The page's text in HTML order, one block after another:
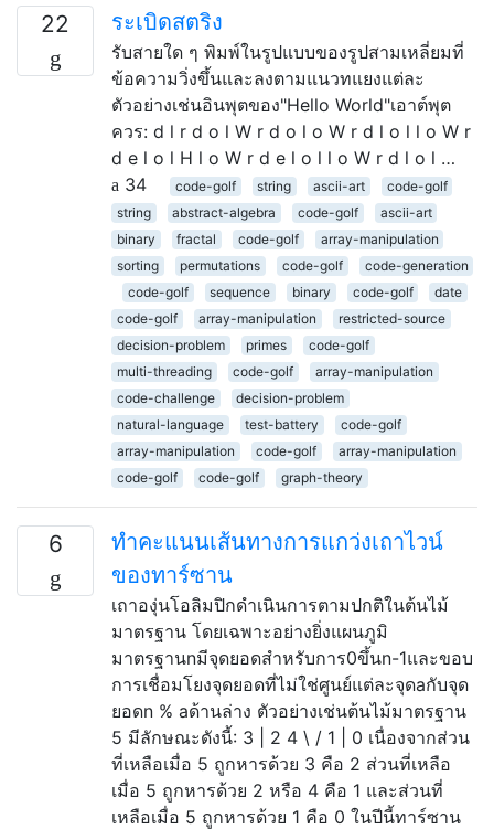
22 ระเบิดสตริง
รับสายใด ๆ พิมพ์ในรูปแบบของรูปสามเหลี่ยมที่
ข้อความวิ่งขึ้นและลงตามแนวทแยงแต่ละ
ตัวอย่างเช่นอินพุตของ"Hello World"เอาต์พุต
ควร: d l r d o l W r d o l o W r d l o l l o W r
d e l o l H l o W r d e l o l l o W r d l o l …
34
code-golf string ascii-art
code-golf
string
abstract-algebra code-golf
ascii-art
binary
fractal code-golf
array-manipulation
sorting
permutations code-golf
code-generation
code-golf
sequence binary code-golf
date
code-golf
array-manipulation
restricted-source
decision-problem
primes
code-golf
multi-threading
code-golf
array-manipulation
code-challenge
decision-problem
natural-language
test-battery
code-golf
array-manipulation
code-golf
array-manipulation
code-golf
code-golf graph-theory
6
ทำคะแนนเส้นทางการแกว่งเถาไวน์
ของทาร์ซาน
เถาองุ่นโอลิมปิกดำเนินการตามปกติในต้นไม้
มาตรฐาน โดยเฉพาะอย่างยิ่งแผนภูมิ
มาตรฐานnมีจุดยอดสำหรับการ0ขึ้นn-1และขอบ
การเชื่อมโยงจุดยอดที่ไม่ใช่ศูนย์แต่ละจุดaกับจุด
ยอดn % aด้านล่าง ตัวอย่างเช่นต้นไม้มาตรฐาน
5 มีลักษณะดังนี้: 3 | 2 4 \ / 1 | 0 เนื่องจากส่วน
ที่เหลือเมื่อ 5 ถูกหารด้วย 3 คือ 2 ส่วนที่เหลือ
เมื่อ 5 ถูกหารด้วย 2 หรือ 4 คือ 1 และส่วนที่
เหลือเมื่อ 5 ถูกหารด้วย 1 คือ 0 ในปีนี้ทาร์ซาน